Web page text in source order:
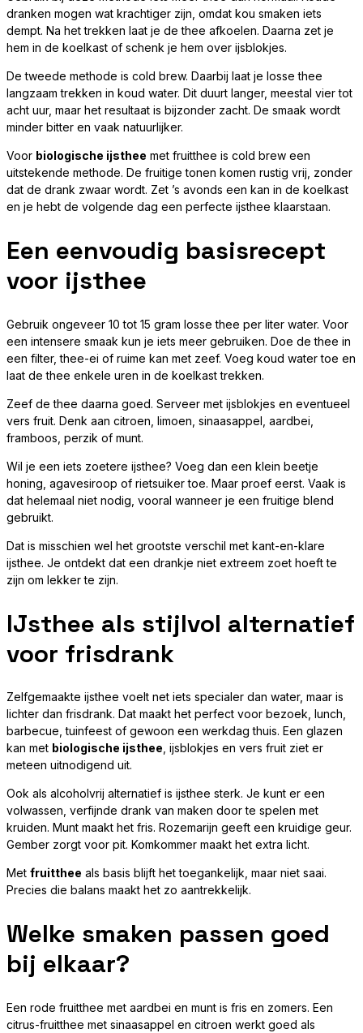
dranken mogen wat krachtiger zijn, omdat kou smaken iets
dempt. Na het trekken laat je de thee afkoelen. Daarna zet je
hem in de koelkast of schenk je hem over ijsblokjes.
De tweede methode is cold brew. Daarbij laat je losse thee
langzaam trekken in koud water. Dit duurt langer, meestal vier tot
acht uur, maar het resultaat is bijzonder zacht. De smaak wordt
minder bitter en vaak natuurlijker.
Voor biologische ijsthee met fruitthee is cold brew een
uitstekende methode. De fruitige tonen komen rustig vrij, zonder
dat de drank zwaar wordt. Zet ’s avonds een kan in de koelkast
en je hebt de volgende dag een perfecte ijsthee klaarstaan.
Een eenvoudig basisrecept
voor ijsthee
Gebruik ongeveer 10 tot 15 gram losse thee per liter water. Voor
een intensere smaak kun je iets meer gebruiken. Doe de thee in
een filter, thee-ei of ruime kan met zeef. Voeg koud water toe en
laat de thee enkele uren in de koelkast trekken.
Zeef de thee daarna goed. Serveer met ijsblokjes en eventueel
vers fruit. Denk aan citroen, limoen, sinaasappel, aardbei,
framboos, perzik of munt.
Wil je een iets zoetere ijsthee? Voeg dan een klein beetje
honing, agavesiroop of rietsuiker toe. Maar proef eerst. Vaak is
dat helemaal niet nodig, vooral wanneer je een fruitige blend
gebruikt.
Dat is misschien wel het grootste verschil met kant-en-klare
ijsthee. Je ontdekt dat een drankje niet extreem zoet hoeft te
zijn om lekker te zijn.
IJsthee als stijlvol alternatief
voor frisdrank
Zelfgemaakte ijsthee voelt net iets specialer dan water, maar is
lichter dan frisdrank. Dat maakt het perfect voor bezoek, lunch,
barbecue, tuinfeest of gewoon een werkdag thuis. Een glazen
kan met biologische ijsthee, ijsblokjes en vers fruit ziet er
meteen uitnodigend uit.
Ook als alcoholvrij alternatief is ijsthee sterk. Je kunt er een
volwassen, verfijnde drank van maken door te spelen met
kruiden. Munt maakt het fris. Rozemarijn geeft een kruidige geur.
Gember zorgt voor pit. Komkommer maakt het extra licht.
Met fruitthee als basis blijft het toegankelijk, maar niet saai.
Precies die balans maakt het zo aantrekkelijk.
Welke smaken passen goed
bij elkaar?
Een rode fruitthee met aardbei en munt is fris en zomers. Een
citrus-fruitthee met sinaasappel en citroen werkt goed als